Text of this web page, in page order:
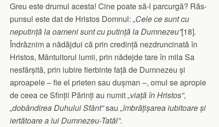
Greu este drumul acesta! Cine poate să-l parcurgă? Răs­
punsul este dat de Hristos Domnul: „Cele ce sunt cu
neputință la oameni sunt cu putință la Dumnezeu”[18].
Îndrăznim a nă­dăjdui că prin credință nezdruncinată în
Hristos, Mântuitorul lumii, prin nădejde tare în mila Sa
nesfârșită, prin iubire fierbinte față de Dumnezeu și
aproapele – fie el prieten sau dușman –, omul se apropie
de ceea ce Sfinții Părinți au numit„viață în Hristos”,
„dobândirea Duhului Sfânt”sau „îmbră­ți­șarea iubitoare și
iertătoare a lui Dumnezeu-Tatăl”.